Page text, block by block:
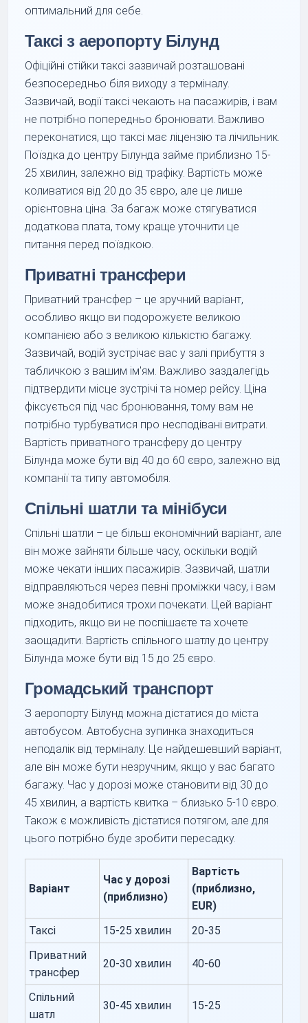
оптимальний для себе.
Таксі з аеропорту Білунд
Офіційні стійки таксі зазвичай розташовані
безпосередньо біля виходу з терміналу.
Зазвичай, водії таксі чекають на пасажирів, і вам
не потрібно попередньо бронювати. Важливо
переконатися, що таксі має ліцензію та лічильник.
Поїздка до центру Білунда займе приблизно 15-
25 хвилин, залежно від трафіку. Вартість може
коливатися від 20 до 35 євро, але це лише
орієнтовна ціна. За багаж може стягуватися
додаткова плата, тому краще уточнити це
питання перед поїздкою.
Приватні трансфери
Приватний трансфер – це зручний варіант,
особливо якщо ви подорожуєте великою
компанією або з великою кількістю багажу.
Зазвичай, водій зустрічає вас у залі прибуття з
табличкою з вашим ім'ям. Важливо заздалегідь
підтвердити місце зустрічі та номер рейсу. Ціна
фіксується під час бронювання, тому вам не
потрібно турбуватися про несподівані витрати.
Вартість приватного трансферу до центру
Білунда може бути від 40 до 60 євро, залежно від
компанії та типу автомобіля.
Спільні шатли та мінібуси
Спільні шатли – це більш економічний варіант, але
він може зайняти більше часу, оскільки водій
може чекати інших пасажирів. Зазвичай, шатли
відправляються через певні проміжки часу, і вам
може знадобитися трохи почекати. Цей варіант
підходить, якщо ви не поспішаєте та хочете
заощадити. Вартість спільного шатлу до центру
Білунда може бути від 15 до 25 євро.
Громадський транспорт
З аеропорту Білунд можна дістатися до міста
автобусом. Автобусна зупинка знаходиться
неподалік від терміналу. Це найдешевший варіант,
але він може бути незручним, якщо у вас багато
багажу. Час у дорозі може становити від 30 до
45 хвилин, а вартість квитка – близько 5-10 євро.
Також є можливість дістатися потягом, але для
цього потрібно буде зробити пересадку.
Варіант
Час у дорозі
(приблизно)
Вартість
(приблизно,
EUR)
Таксі
15-25 хвилин
20-35
Приватний
трансфер
20-30 хвилин 40-60
Спільний
шатл
30-45 хвилин 15-25